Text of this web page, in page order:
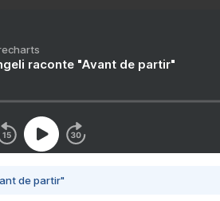
raconte "Avant de partir"
de partir"